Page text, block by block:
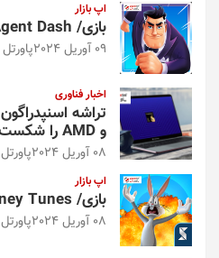
اپ بازار
بازی/ Agent Dash؛ سکه‌ها را جمع کنید
09 آوریل 2024 پاورتل
اخبار فناوری
و AMD را شکست داد
08 آوریل 2024 پاورتل
اپ بازار
بازی/ Looney Tunes؛ شهری بزرگ بسازید
08 آوریل 2024 پاورتل